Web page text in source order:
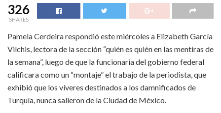
326
SHARES
Pamela Cerdeira respondió este miércoles a Elizabeth García
Vilchis, lectora de la sección “quién es quién en las mentiras de
la semana”, luego de que la funcionaria del gobierno federal
calificara como un “montaje” el trabajo de la periodista, que
exhibió que los víveres destinados a los damnificados de
Turquía, nunca salieron de la Ciudad de México.